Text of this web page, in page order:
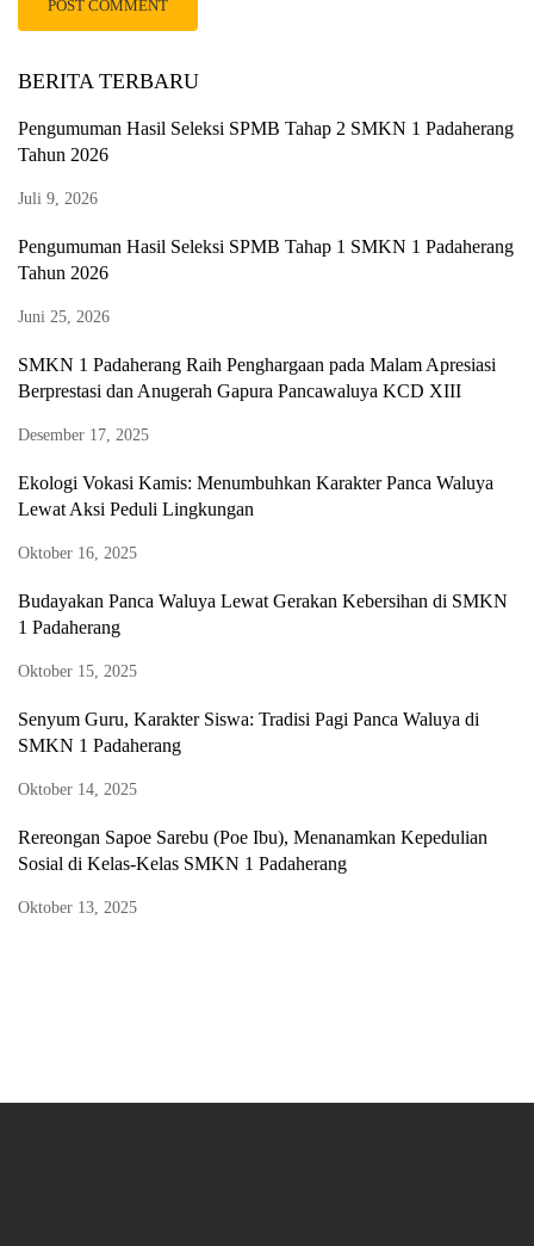
BERITA TERBARU
Pengumuman Hasil Seleksi SPMB Tahap 2 SMKN 1 Padaherang
Tahun 2026
Juli 9, 2026
Pengumuman Hasil Seleksi SPMB Tahap 1 SMKN 1 Padaherang
Tahun 2026
Juni 25, 2026
SMKN 1 Padaherang Raih Penghargaan pada Malam Apresiasi
Berprestasi dan Anugerah Gapura Pancawaluya KCD XIII
Desember 17, 2025
Ekologi Vokasi Kamis: Menumbuhkan Karakter Panca Waluya
Lewat Aksi Peduli Lingkungan
Oktober 16, 2025
Budayakan Panca Waluya Lewat Gerakan Kebersihan di SMKN
1 Padaherang
Oktober 15, 2025
Senyum Guru, Karakter Siswa: Tradisi Pagi Panca Waluya di
SMKN 1 Padaherang
Oktober 14, 2025
Rereongan Sapoe Sarebu (Poe Ibu), Menanamkan Kepedulian
Sosial di Kelas-Kelas SMKN 1 Padaherang
Oktober 13, 2025